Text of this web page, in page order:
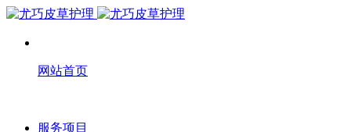
网站首页
服务项目